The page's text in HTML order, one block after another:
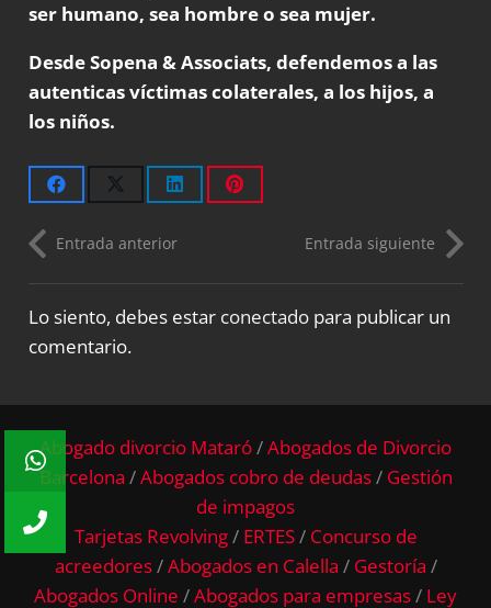
ser humano, sea hombre o sea mujer.
Desde Sopena & Associats, defendemos a las
autenticas víctimas colaterales, a los hijos, a
los niños.
Entrada anterior Entrada siguiente
Lo siento, debes estar conectadopara publicar un
comentario.
Abogado divorcio Mataró/Abogados de Divorcio
Barcelona /Abogados cobro de deudas/ Gestión
de impagos
Tarjetas Revolving/ ERTES/ Concurso de
acreedores/Abogados en Calella / Gestoría /
Abogados Online /Abogados para empresas/ Ley